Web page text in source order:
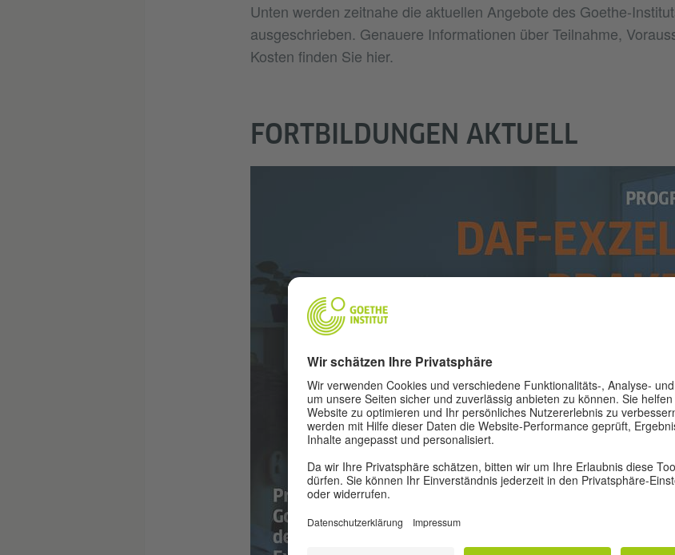
Unten werden zeitnahe die aktuellen Angebote des Goethe-
ausgeschrieben. Genauere Informationen über Teilnahme,
Kosten finden Sie hier.
FORTBILDUNGEN AKTUELL